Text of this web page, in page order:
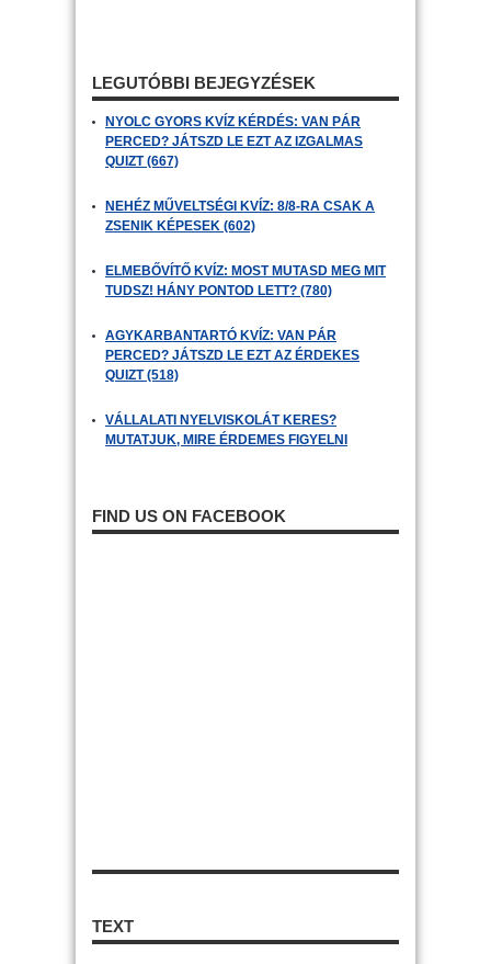
LEGUTÓBBI BEJEGYZÉSEK
NYOLC GYORS KVÍZ KÉRDÉS: VAN PÁR
PERCED? JÁTSZD LE EZT AZ IZGALMAS
QUIZT (667)
NEHÉZ MŰVELTSÉGI KVÍZ: 8/8-RA CSAK A
ZSENIK KÉPESEK (602)
ELMEBŐVÍTŐ KVÍZ: MOST MUTASD MEG MIT
TUDSZ! HÁNY PONTOD LETT? (780)
AGYKARBANTARTÓ KVÍZ: VAN PÁR
PERCED? JÁTSZD LE EZT AZ ÉRDEKES
QUIZT (518)
VÁLLALATI NYELVISKOLÁT KERES?
MUTATJUK, MIRE ÉRDEMES FIGYELNI
FIND US ON FACEBOOK
TEXT